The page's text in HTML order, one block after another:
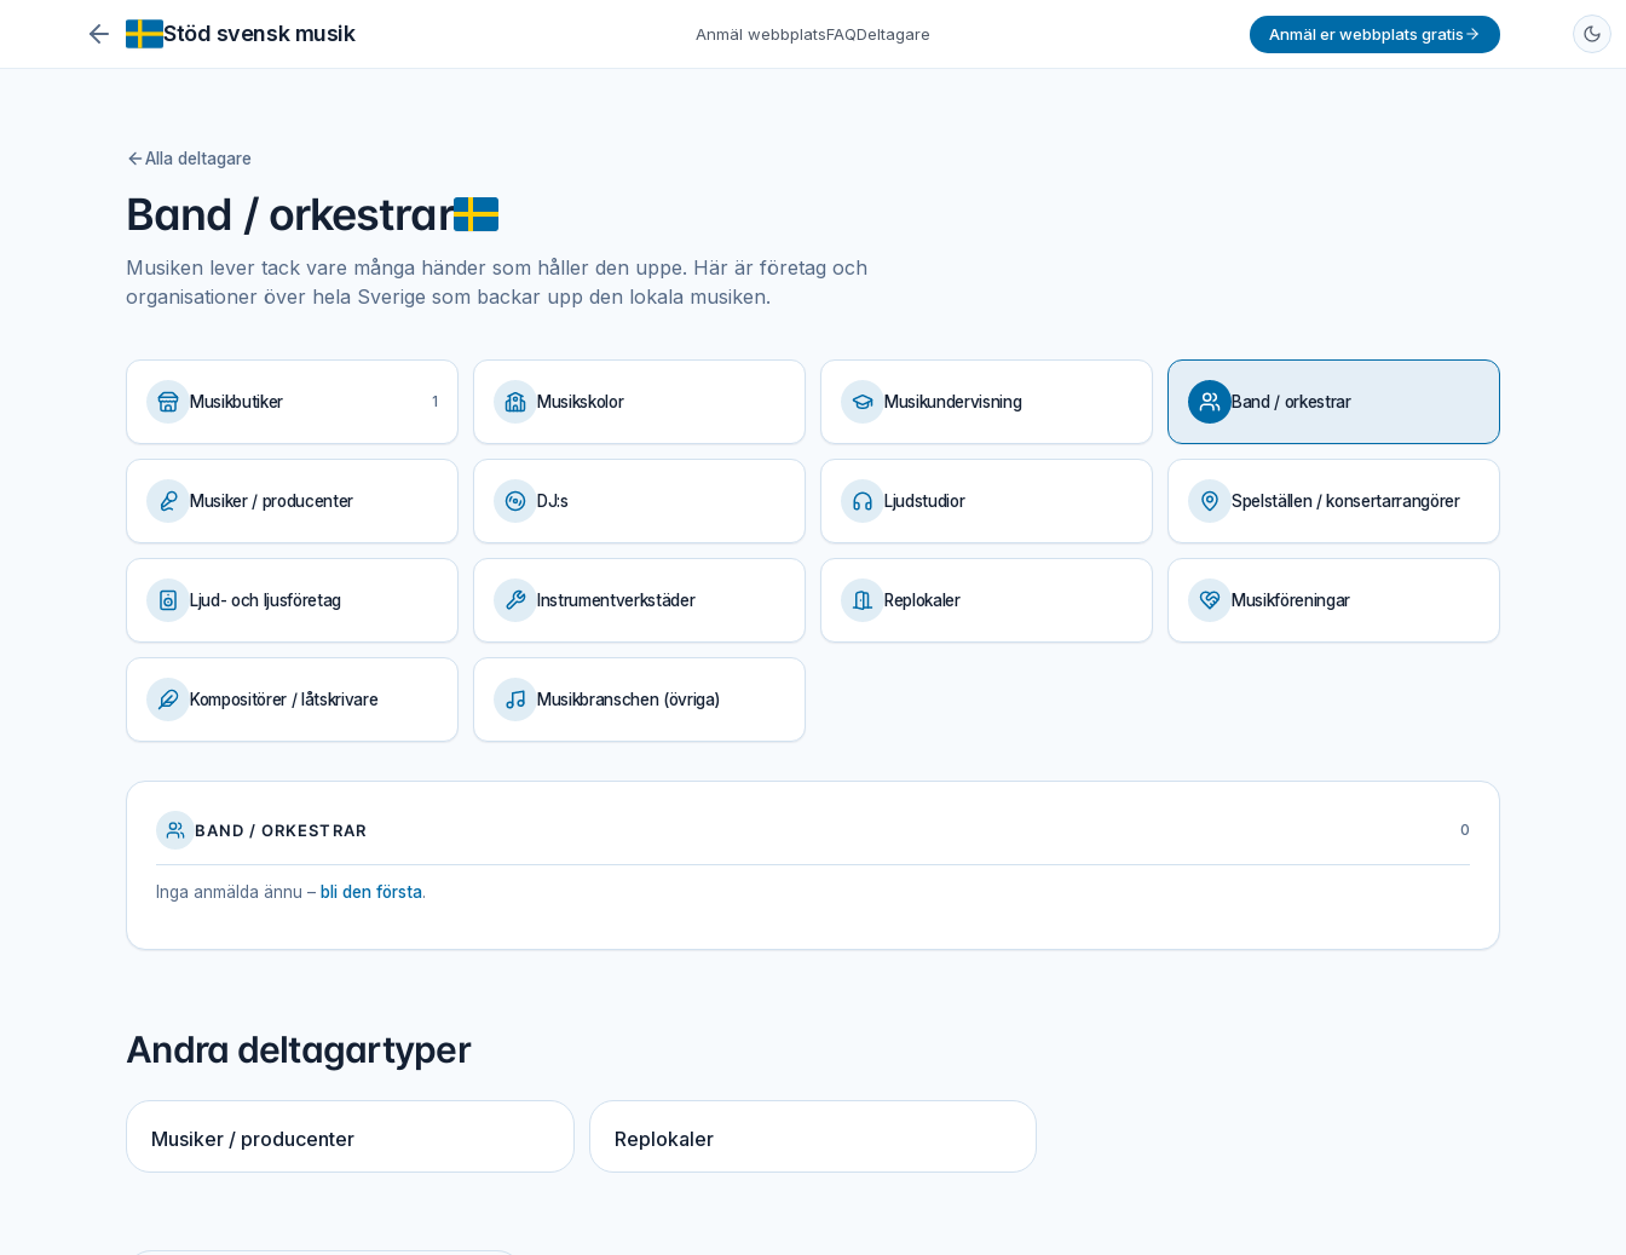
Stöd svensk musik Anmäl webbplatsFAQDeltagare Anmäl er webbplats gratis
Alla deltagare
Band / orkestrar
Musiken lever tack vare många händer som håller den uppe. Här är företag och
organisationer över hela Sverige som backar upp den lokala musiken.
Musikbutiker 1 Musikskolor Musikundervisning Band / orkestrar
Musiker / producenter DJ:s Ljudstudior Spelställen / konsertarrangörer
Ljud- och ljusföretag Instrumentverkstäder Replokaler Musikföreningar
Kompositörer / låtskrivare Musikbranschen (övriga)
BAND / ORKESTRAR 0
Inga anmälda ännu – bli den första.
Andra deltagartyper
Musiker / producenter Replokaler